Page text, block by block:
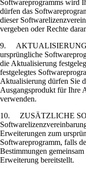
Softwareprogramms wird
dürfen das
dieser
vergeben oder Rechte
9.
ursprüngliche
die Aktualisierung
festgelegtes
Aktualisierung dürfen Sie
Ausgangsprodukt für Ihre
verwenden.
10. ZUSÄTZLICHE
Erweiterungen zum
Softwareprogramm, falls
Bestimmungen
Erweiterung bereitstellt.